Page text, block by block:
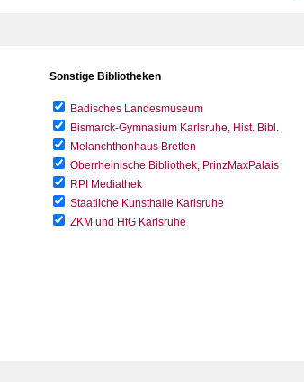
Sonstige Bibliotheken
Badisches Landesmuseum
Bismarck-Gymnasium Karlsruhe, Hist. Bibl.
Melanchthonhaus Bretten
Oberrheinische Bibliothek, PrinzMaxPalais
RPI Mediathek
Staatliche Kunsthalle Karlsruhe
ZKM und HfG Karlsruhe